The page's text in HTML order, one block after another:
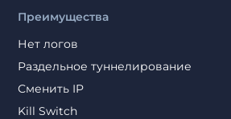
Преимущества
Нет логов
Раздельное туннелирование
Сменить IP
Kill Switch